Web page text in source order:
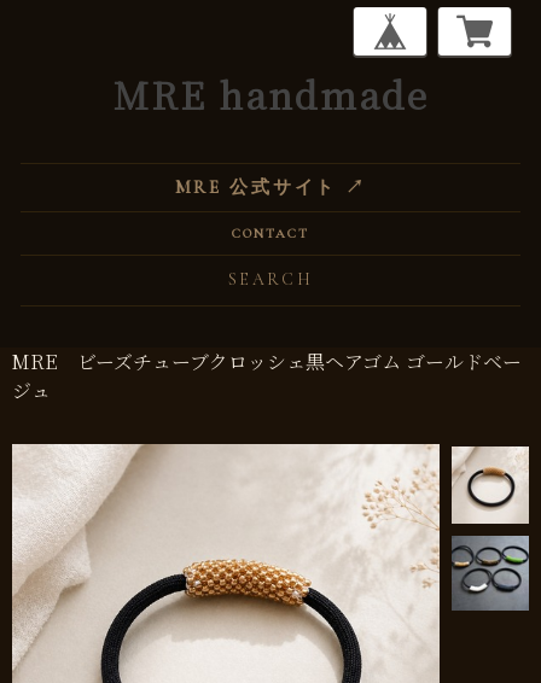
MRE handmade
MRE 公式サイト ↗
CONTACT
МRE ビーズチューブクロッシェ黒ヘアゴム ゴールドベー
ジュ